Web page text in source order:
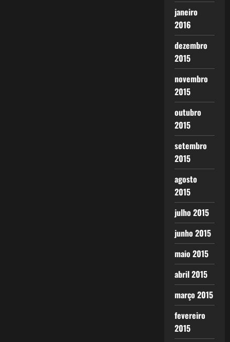
janeiro
2016
dezembro
2015
novembro
2015
outubro
2015
setembro
2015
agosto
2015
julho 2015
junho 2015
maio 2015
abril 2015
março 2015
fevereiro
2015